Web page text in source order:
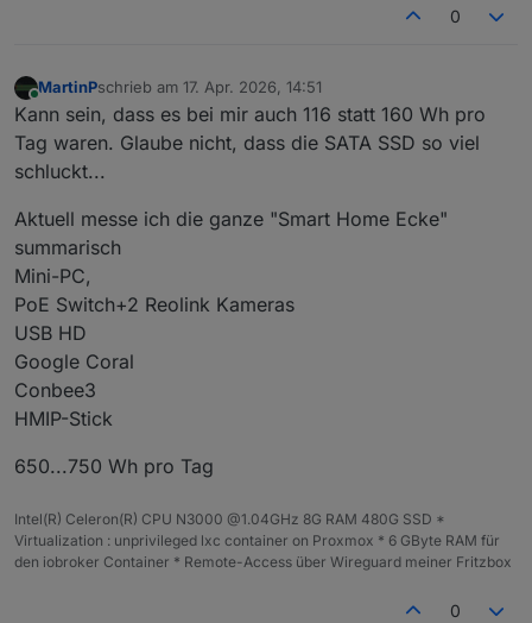
0
MartinPschrieb am 17. Apr. 2026, 14:51
zuletzt editiert von
Kann sein, dass es bei mir auch 116 statt 160 Wh pro
Tag waren. Glaube nicht, dass die SATA SSD so viel
schluckt...
Aktuell messe ich die ganze "Smart Home Ecke"
summarisch
Mini-PC,
PoE Switch+2 Reolink Kameras
USB HD
Google Coral
Conbee3
HMIP-Stick
650...750 Wh pro Tag
Intel(R) Celeron(R) CPU N3000 @1.04GHz 8G RAM 480G SSD *
Virtualization : unprivileged lxc container on Proxmox * 6 GByte RAM für
den iobroker Container * Remote-Access über Wireguard meiner Fritzbox
0